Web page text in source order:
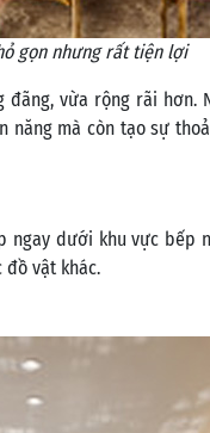
gọn nhưng rất tiện lợi
vừa rộng rãi
năng mà còn tạo sự
dưới khu vực bếp
đồ vật khác.